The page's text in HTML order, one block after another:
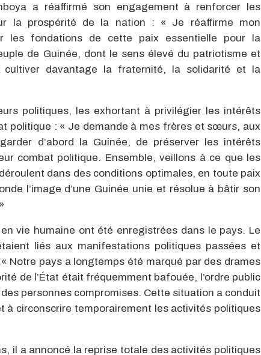
a réaffirmé son engagement à renforcer les
la prospérité de la nation : « Je réaffirme mon
les fondations de cette paix essentielle pour la
de Guinée, dont le sens élevé du patriotisme et
cultiver davantage la fraternité, la solidarité et la
politiques, les exhortant à privilégier les intérêts
politique : « Je demande à mes frères et sœurs, aux
d’abord la Guinée, de préserver les intérêts
combat politique. Ensemble, veillons à ce que les
dans des conditions optimales, en toute paix
l’image d’une Guinée unie et résolue à bâtir son
vie humaine ont été enregistrées dans le pays. Le
liés aux manifestations politiques passées et
Notre pays a longtemps été marqué par des drames
de l’État était fréquemment bafouée, l’ordre public
personnes compromises. Cette situation a conduit
à circonscrire temporairement les activités politiques
il a annoncé la reprise totale des activités politiques